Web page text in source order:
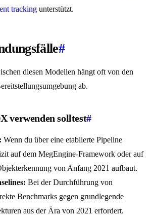
tracking unterstützt.
#
diesen Modellen hängt oft von den
ab.
verwenden solltest#
Wenn du über eine etablierte Pipeline
auf dem MegEngine-Framework oder auf
von Anfang 2021 aufbaut.
Bei der Durchführung von
Benchmarks gegen grundlegende
aus der Ära von 2021 erfordert.